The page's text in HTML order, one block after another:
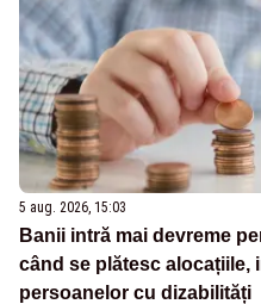
5 aug. 2026, 15:03
Banii intră mai devreme
când se plătesc alocațiile,
persoanelor cu dizabilități